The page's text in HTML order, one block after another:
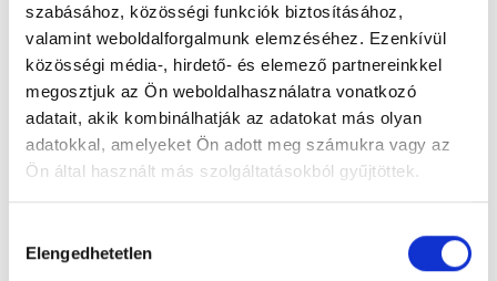
szabásához, közösségi funkciók biztosításához,
valamint weboldalforgalmunk elemzéséhez. Ezenkívül
közösségi média-, hirdető- és elemező partnereinkkel
megosztjuk az Ön weboldalhasználatra vonatkozó
adatait, akik kombinálhatják az adatokat más olyan
adatokkal, amelyeket Ön adott meg számukra vagy az
Ön által használt más szolgáltatásokból gyűjtöttek.
kiválasztása
Elengedhetetlen
A tartós hőhullám miatt bevezetett
takarékossági intézkedések részeként módosul
a Pécsi Köztemető ügyfélszolgálatának
nyitvatartása: 2026. augusztus 3–8. között,
hétfőtől szombatig 12 óráig várják az ügyfeleket.
Tovább